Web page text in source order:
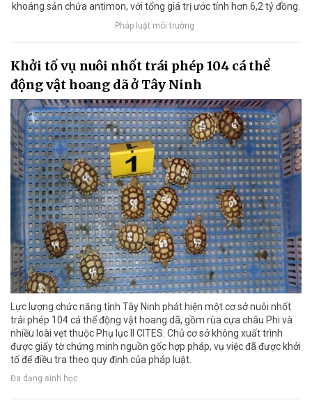
khoáng sản chứa antimon, với tổng giá trị ước tính hơn 6,2 tỷ đồng.
Pháp luật môi trường
Khởi tố vụ nuôi nhốt trái phép 104 cá thể
động vật hoang dã ở Tây Ninh
Lực lượng chức năng tỉnh Tây Ninh phát hiện một cơ sở nuôi nhốt
trái phép 104 cá thể động vật hoang dã, gồm rùa cựa châu Phi và
nhiều loài vẹt thuộc Phụ lục II CITES. Chủ cơ sở không xuất trình
được giấy tờ chứng minh nguồn gốc hợp pháp, vụ việc đã được khởi
tố để điều tra theo quy định của pháp luật.
Đa dạng sinh học